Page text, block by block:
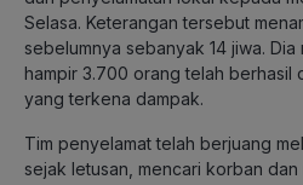
Selasa. Keterangan tersebut
sebelumnya sebanyak 14 jiwa.
hampir 3.700 orang telah berhasil
yang terkena dampak.
Tim penyelamat telah berjuang
sejak letusan, mencari korban